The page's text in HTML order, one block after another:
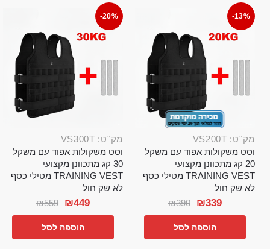
-13%
מק"ט: VS200T
וסט משקולות אפוד עם משקל
20 קג מתכוונן מקצועי
TRAINING VEST מטילי כסף
לא שק חול
₪390 ₪339
הוספה לסל
-20%
מק"ט: VS300T
וסט משקולות אפוד עם משקל
30 קג מתכוונן מקצועי
TRAINING VEST מטילי כסף
לא שק חול
₪559 ₪449
הוספה לסל